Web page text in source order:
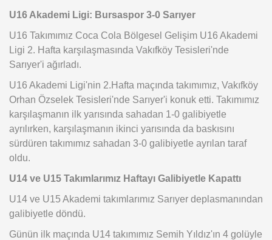
U16 Akademi Ligi: Bursaspor 3-0 Sarıyer
U16 Takımımız Coca Cola Bölgesel Gelişim U16 Akademi
Ligi 2. Hafta karşılaşmasında Vakıfköy Tesisleri'nde
Sarıyer'i ağırladı.
U16 Akademi Ligi'nin 2.Hafta maçında takımımız, Vakıfköy
Orhan Özselek Tesisleri'nde Sarıyer'i konuk etti. Takımımız
karşılaşmanın ilk yarısında sahadan 1-0 galibiyetle
ayrılırken, karşılaşmanın ikinci yarısında da baskısını
sürdüren takımımız sahadan 3-0 galibiyetle ayrılan taraf
oldu.
U14 ve U15 Takımlarımız Haftayı Galibiyetle Kapattı
U14 ve U15 Akademi takımlarımız Sarıyer deplasmanından
galibiyetle döndü.
Günün ilk maçında U14 takımımız Semih Yıldız'ın 4 golüyle